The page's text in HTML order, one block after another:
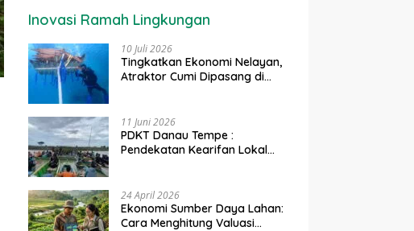
Inovasi Ramah Lingkungan
10 Juli 2026
Tingkatkan Ekonomi Nelayan,
Atraktor Cumi Dipasang di
11 Juni 2026
PDKT Danau Tempe :
Pendekatan Kearifan Lokal
24 April 2026
Ekonomi Sumber Daya Lahan:
Cara Menghitung Valuasi